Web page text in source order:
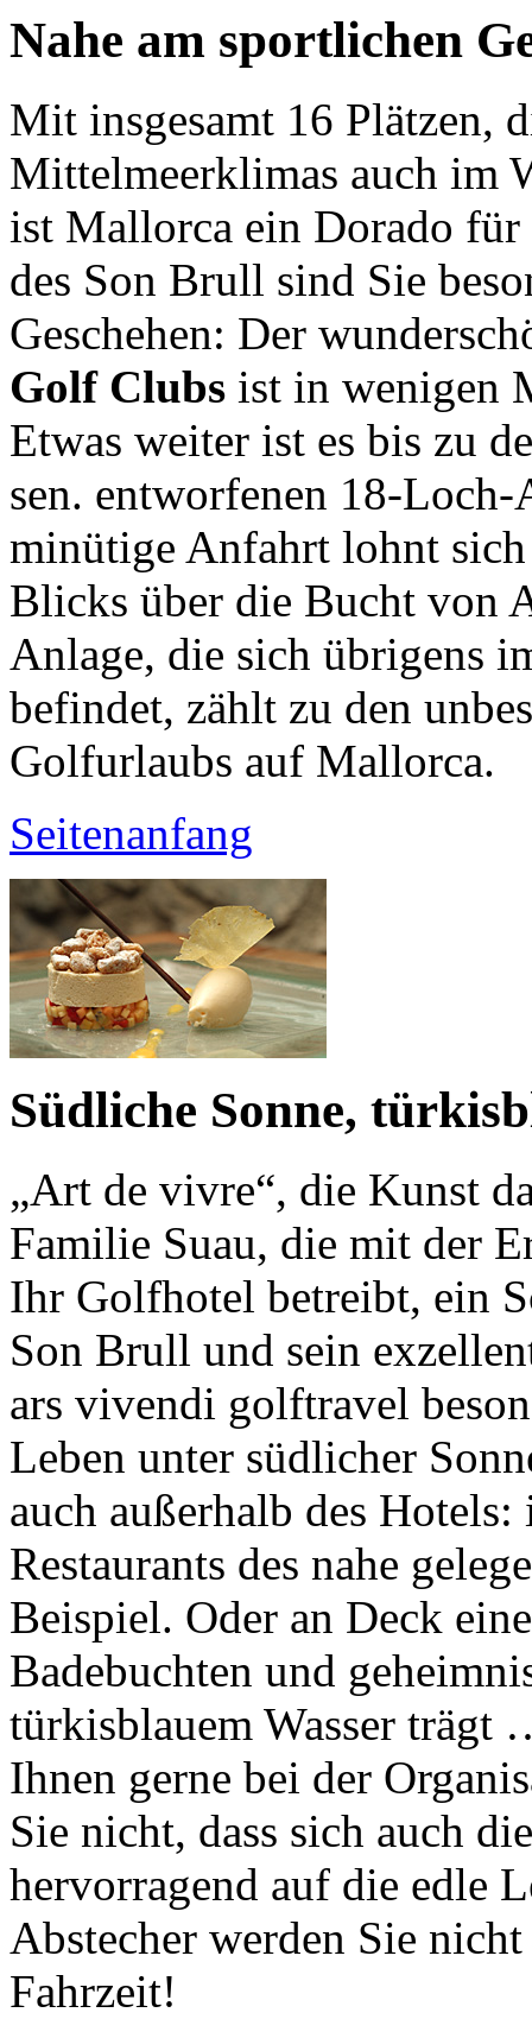
Nahe am sportlichen
Mit insgesamt 16 Plätzen,
Mittelmeerklimas auch im
ist Mallorca ein Dorado für
des Son Brull sind Sie
Geschehen: Der
Golf Clubs ist in wenigen
Etwas weiter ist es bis zu
sen. entworfenen 18-
minütige Anfahrt lohnt
Blicks über die Bucht von
Anlage, die sich übrigens
befindet, zählt zu den
Golfurlaubs auf Mallorca.
Seitenanfang
Südliche Sonne,
„Art de vivre“, die Kunst
Familie Suau, die mit der
Ihr Golfhotel betreibt, ein
Son Brull und sein
ars vivendi golftravel
Leben unter südlicher
auch außerhalb des
Restaurants des nahe
Beispiel. Oder an Deck
Badebuchten und
türkisblauem Wasser trägt
Ihnen gerne bei der
Sie nicht, dass sich auch
hervorragend auf die edle
Abstecher werden Sie
Fahrzeit!